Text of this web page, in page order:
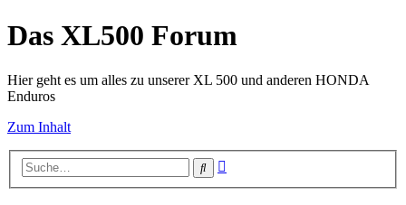
Das XL500 Forum
Hier geht es um alles zu unserer XL 500 und anderen HONDA
Enduros
Zum Inhalt
Suche